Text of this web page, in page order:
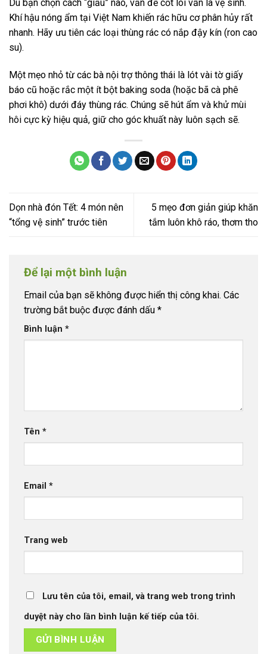
Dù bạn chọn cách “giấu” nào, vấn đề cốt lõi vẫn là vệ sinh.
Khí hậu nóng ẩm tại Việt Nam khiến rác hữu cơ phân hủy rất
nhanh. Hãy ưu tiên các loại thùng rác có nắp đậy kín (ron cao
su).
Một mẹo nhỏ từ các bà nội trợ thông thái là lót vài tờ giấy
báo cũ hoặc rắc một ít bột baking soda (hoặc bã cà phê
phơi khô) dưới đáy thùng rác. Chúng sẽ hút ẩm và khử mùi
hôi cực kỳ hiệu quả, giữ cho góc khuất này luôn sạch sẽ.
Dọn nhà đón Tết: 4 món nên
“tổng vệ sinh” trước tiên
5 mẹo đơn giản giúp khăn
tắm luôn khô ráo, thơm tho
Để lại một bình luận
Email của bạn sẽ không được hiển thị công khai. Các
trường bắt buộc được đánh dấu *
Bình luận *
Tên *
Email *
Trang web
Lưu tên của tôi, email, và trang web trong trình
duyệt này cho lần bình luận kế tiếp của tôi.